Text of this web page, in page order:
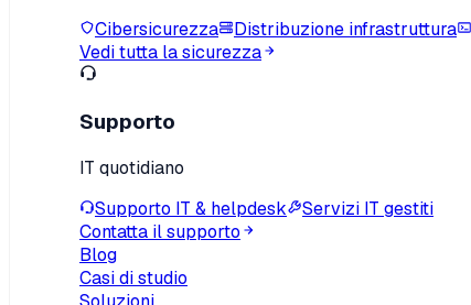
Cibersicurezza
Distribuzione infrastruttura
Vedi tutta la sicurezza
Supporto
IT quotidiano
Supporto IT & helpdesk
Servizi IT gestiti
Contatta il supporto
Blog
Casi di studio